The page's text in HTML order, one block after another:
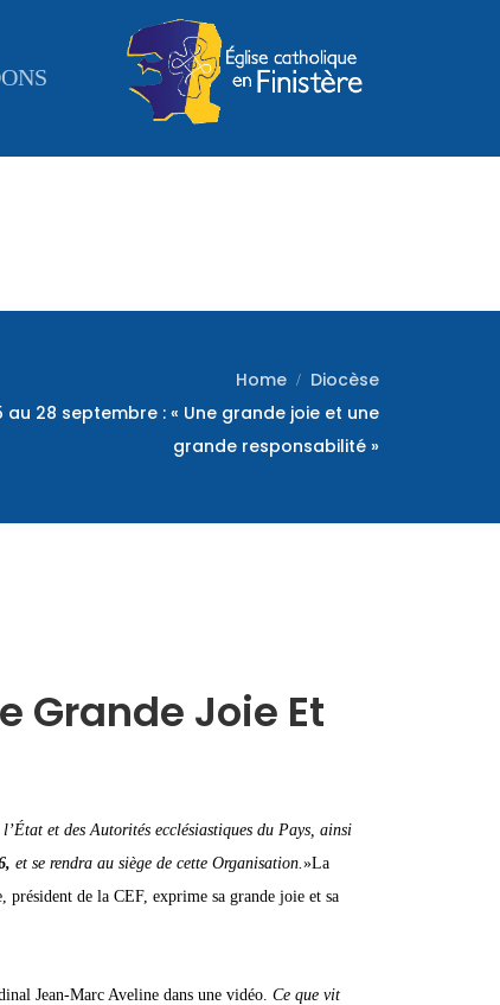
Home
Diocèse
au 28 septembre : « Une grande joie et une
grande responsabilité »
Grande Joie Et
et des Autorités ecclésiastiques du Pays, ainsi
et se rendra au siège de cette Organisation.»La
de la CEF, exprime sa grande joie et sa
Jean-Marc Aveline dans une vidéo. Ce que vit